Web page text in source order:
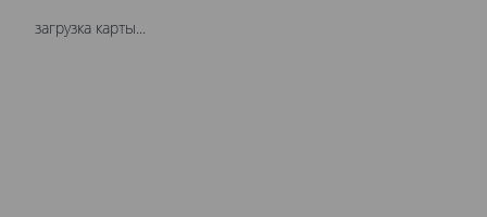
загрузка карты...